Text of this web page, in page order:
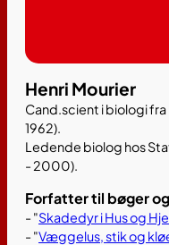
Henri Mourier
Cand.scient i biologi fra
1962).
Ledende biolog hos
- 2000).
Forfatter til bøger
- "Skadedyr i Hus og
- "Væggelus, stik og